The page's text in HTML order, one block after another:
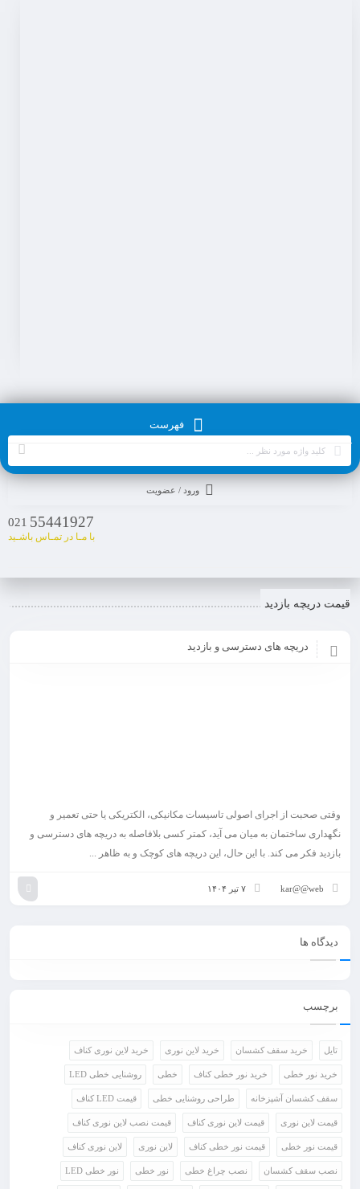
فهرست
ورود / عضویت
55441927
021
با مـا در تمـاس باشـید
قیمت دریچه بازدید
دریچه های دسترسی و بازدید
وقتی صحبت از اجرای اصولی تاسیسات مکانیکی، الکتریکی یا حتی تعمیر و
نگهداری ساختمان به میان می آید، کمتر کسی بلافاصله به دریچه های دسترسی و
بازدید فکر می کند. با این حال، این دریچه های کوچک و به ظاهر ...
kar@@web ۷ تیر ۱۴۰۴
دیدگاه ها
برچسب
تایل خرید سقف کشسان خرید لاین نوری خرید لاین نوری کناف
خرید نور خطی خرید نور خطی کناف خطی روشنایی خطی LED
سقف کشسان آشپزخانه طراحی روشنایی خطی قیمت LED کناف
قیمت لاین نوری قیمت لاین نوری کناف قیمت نصب لاین نوری کناف
قیمت نور خطی قیمت نور خطی کناف لاین نوری لاین نوری کناف
نصب سقف کشسان نصب چراغ خطی نور خطی نور خطی LED